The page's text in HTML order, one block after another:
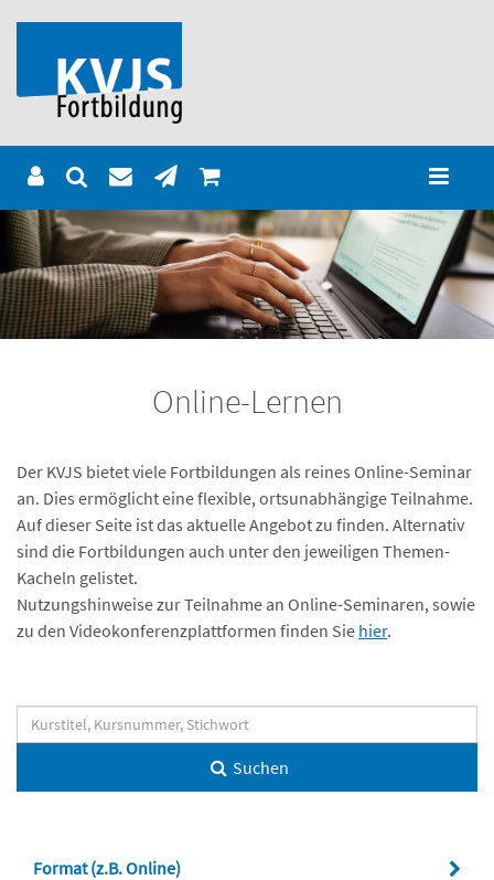
Online-Lernen
Der KVJS bietet viele Fortbildungen als reines Online-Seminar
an. Dies ermöglicht eine flexible, ortsunabhängige Teilnahme.
Auf dieser Seite ist das aktuelle Angebot zu finden. Alternativ
sind die Fortbildungen auch unter den jeweiligen Themen-
Kacheln gelistet.
Nutzungshinweise zur Teilnahme an Online-Seminaren, sowie
zu den Videokonferenzplattformen finden Sie hier.
Suchen
Format (z.B. Online)